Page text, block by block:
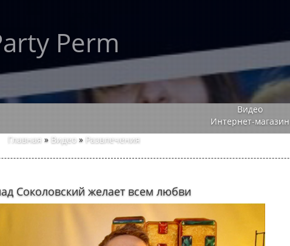
Perm
Видео
Интернет-магазин
Главная » Видео » Развлечения
Соколовский желает всем любви